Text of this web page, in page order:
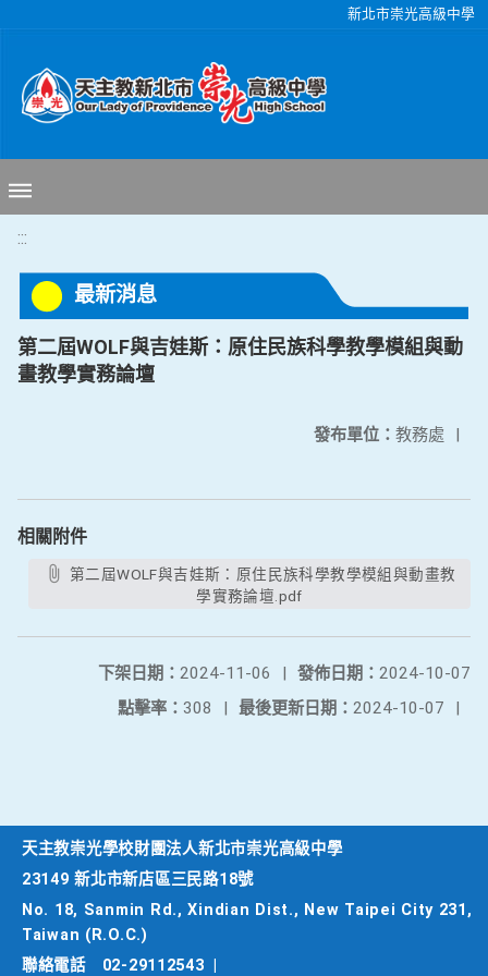
新北市崇光高級中學
:::
最新消息
第二屆WOLF與吉娃斯：原住民族科學教學模組與動
畫教學實務論壇
發布單位： 教務處 |
相關附件
學實務論壇.pdf
發佈日期： 2024-10-07
下架日期： 2024-11-06
|
最後更新日期： 2024-10-07 |
點擊率： 308 |
天主教崇光學校財團法人新北市崇光高級中學
23149 新北市新店區三民路18號
No. 18, Sanmin Rd., Xindian Dist., New Taipei City 231,
Taiwan (R.O.C.)
聯絡電話
02-29112543